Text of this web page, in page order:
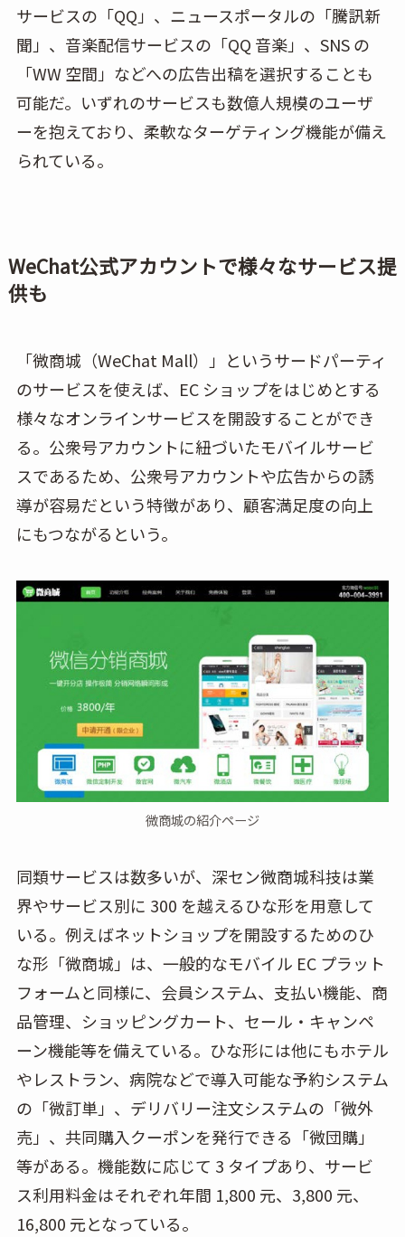
サービスの「QQ」、ニュースポータルの「騰訊新
聞」、音楽配信サービスの「QQ 音楽」、SNS の
「WW 空間」などへの広告出稿を選択することも
可能だ。いずれのサービスも数億人規模のユーザ
ーを抱えており、柔軟なターゲティング機能が備え
られている。
WeChat公式アカウントで様々なサービス提
供も
「微商城（WeChat Mall）」というサードパーティ
のサービスを使えば、EC ショップをはじめとする
様々なオンラインサービスを開設することができ
る。公衆号アカウントに紐づいたモバイルサービ
スであるため、公衆号アカウントや広告からの誘
導が容易だという特徴があり、顧客満足度の向上
にもつながるという。
微商城の紹介ページ
同類サービスは数多いが、深セン微商城科技は業
界やサービス別に 300 を越えるひな形を用意して
いる。例えばネットショップを開設するためのひ
な形「微商城」は、一般的なモバイル EC プラット
フォームと同様に、会員システム、支払い機能、商
品管理、ショッピングカート、セール・キャンペ
ーン機能等を備えている。ひな形には他にもホテル
やレストラン、病院などで導入可能な予約システム
の「微訂単」、デリバリー注文システムの「微外
売」、共同購入クーポンを発行できる「微団購」
等がある。機能数に応じて 3 タイプあり、サービ
ス利用料金はそれぞれ年間 1,800 元、3,800 元、
16,800 元となっている。